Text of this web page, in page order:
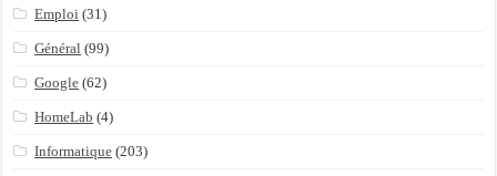
Emploi (31)
Général (99)
Google (62)
HomeLab (4)
Informatique (203)